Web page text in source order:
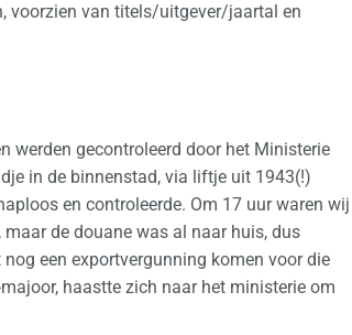
voorzien van titels/uitgever/jaartal en
werden gecontroleerd door het Ministerie
in de binnenstad, via liftje uit 1943(!)
en controleerde. Om 17 uur waren wij
de douane was al naar huis, dus
een exportvergunning komen voor die
haastte zich naar het ministerie om